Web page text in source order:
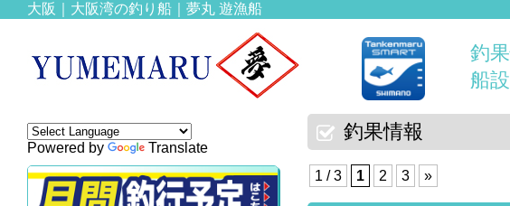
大阪｜大阪湾の釣り船｜夢丸 遊漁船
釣
船
Powered by Translate
釣果情報
1 / 3 1 2 3 »